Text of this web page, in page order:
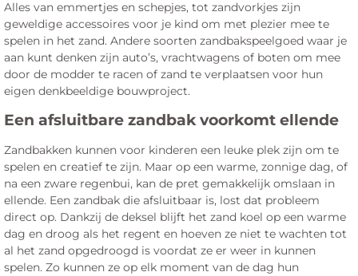
Alles van emmertjes en schepjes, tot zandvorkjes zijn
geweldige accessoires voor je kind om met plezier mee te
spelen in het zand. Andere soorten zandbakspeelgoed waar je
aan kunt denken zijn auto’s, vrachtwagens of boten om mee
door de modder te racen of zand te verplaatsen voor hun
eigen denkbeeldige bouwproject.
Een afsluitbare zandbak voorkomt ellende
Zandbakken kunnen voor kinderen een leuke plek zijn om te
spelen en creatief te zijn. Maar op een warme, zonnige dag, of
na een zware regenbui, kan de pret gemakkelijk omslaan in
ellende. Een zandbak die afsluitbaar is, lost dat probleem
direct op. Dankzij de deksel blijft het zand koel op een warme
dag en droog als het regent en hoeven ze niet te wachten tot
al het zand opgedroogd is voordat ze er weer in kunnen
spelen. Zo kunnen ze op elk moment van de dag hun